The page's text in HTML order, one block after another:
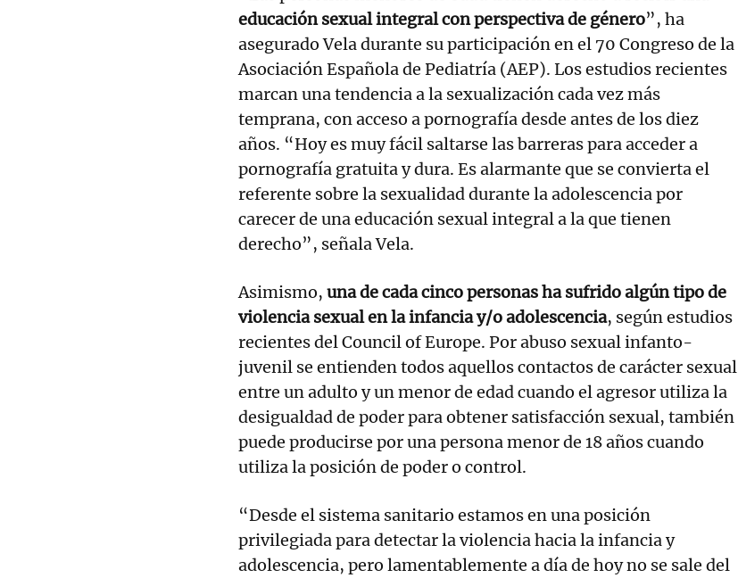
educación sexual integral con perspectiva de género”, ha
asegurado Vela durante su participación en el 70 Congreso de la
Asociación Española de Pediatría (AEP). Los estudios recientes
marcan una tendencia a la sexualización cada vez más
temprana, con acceso a pornografía desde antes de los diez
años. “Hoy es muy fácil saltarse las barreras para acceder a
pornografía gratuita y dura. Es alarmante que se convierta el
referente sobre la sexualidad durante la adolescencia por
carecer de una educación sexual integral a la que tienen
derecho”, señala Vela.
Asimismo, una de cada cinco personas ha sufrido algún tipo de
violencia sexual en la infancia y/o adolescencia, según estudios
recientes del Council of Europe. Por abuso sexual infanto-
juvenil se entienden todos aquellos contactos de carácter sexual
entre un adulto y un menor de edad cuando el agresor utiliza la
desigualdad de poder para obtener satisfacción sexual, también
puede producirse por una persona menor de 18 años cuando
utiliza la posición de poder o control.
“Desde el sistema sanitario estamos en una posición
privilegiada para detectar la violencia hacia la infancia y
adolescencia, pero lamentablemente a día de hoy no se sale del